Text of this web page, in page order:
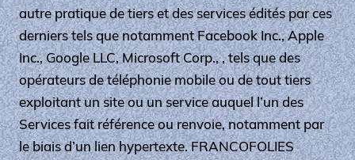
autre pratique de tiers et des services édités par ces
derniers tels que notamment Facebook Inc., Apple
Inc., Google LLC, Microsoft Corp., , tels que des
opérateurs de téléphonie mobile ou de tout tiers
exploitant un site ou un service auquel l’un des
Services fait référence ou renvoie, notamment par
le biais d’un lien hypertexte. FRANCOFOLIES